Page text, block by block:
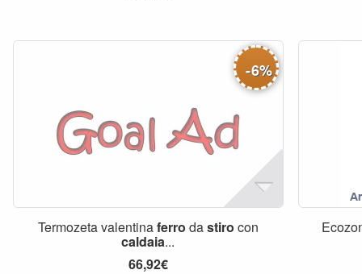
-6%
Termozeta valentinaferro dastiro con
caldaia...
66,92€